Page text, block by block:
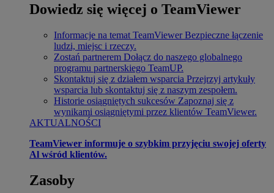
Dowiedz się więcej o TeamViewer
Informacje na temat TeamViewer Bezpieczne łączenie
ludzi, miejsc i rzeczy.
Zostań partnerem Dołącz do naszego globalnego
programu partnerskiego TeamUP.
Skontaktuj się z działem wsparcia Przejrzyj artykuły
wsparcia lub skontaktuj się z naszym zespołem.
Historie osiągniętych sukcesów Zapoznaj się z
wynikami osiągniętymi przez klientów TeamViewer.
AKTUALNOŚCI
TeamViewer informuje o szybkim przyjęciu swojej oferty
Al wśród klientów.
Zasoby